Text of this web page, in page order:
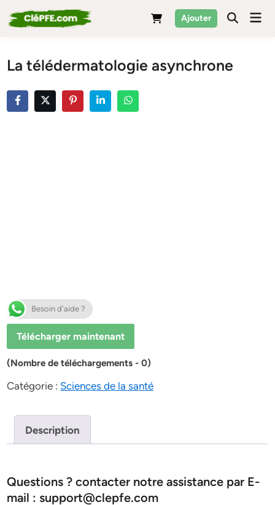
to
Ajouter
La télédermatologie asynchrone
Besoin d'aide ?
Télécharger maintenant
(Nombre de téléchargements - 0)
Catégorie : Sciences de la santé
Description
Questions ? contacter notre assistance par E-
mail : support@clepfe.com